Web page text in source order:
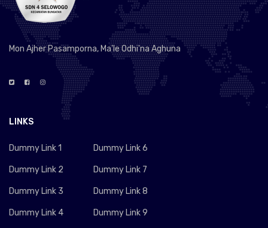
Mon Ajher Pasamporna, Ma'le Odhi'na Aghuna
LINKS
Dummy Link 1
Dummy Link 2
Dummy Link 3
Dummy Link 4
Dummy Link 6
Dummy Link 7
Dummy Link 8
Dummy Link 9